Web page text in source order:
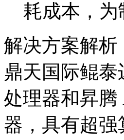
耗成本
解决方案解析
鼎天国际鲲
处理器和昇
器，具有超